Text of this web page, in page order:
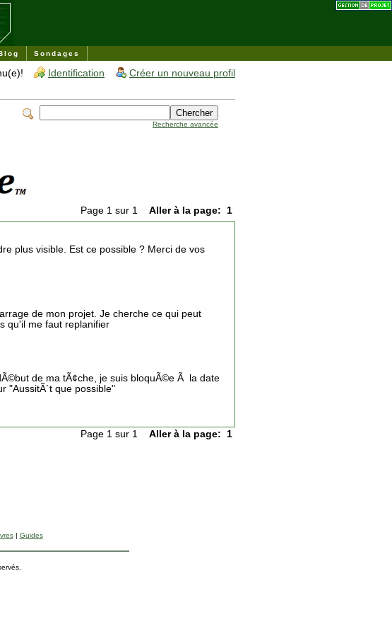
Sondages
Identification
Créer un nouveau profil
Recherche avancée
Page 1 sur 1 Aller à la page: 1
plus visible. Est ce possible ? Merci de vos
de mon projet. Je cherche ce qui peut
qu'il me faut replanifier
de ma tÃ¢che, je suis bloquÃ©e Ã la date
"AussitÃ´t que possible"
Page 1 sur 1 Aller à la page: 1
| Guides